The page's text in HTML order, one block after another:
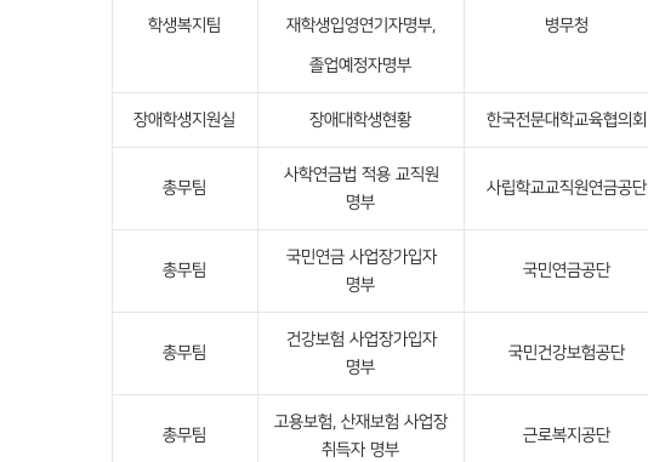
학생복지팀 재학생입영연기자명부,
졸업예정자명부
병무청
장애학생지원실 장애대학생현황 한국전문대학교육협의회
총무팀
사학연금법 적용 교직원
명부
사립학교교직원연금공단
총무팀
국민연금 사업장가입자
명부
국민연금공단
총무팀
건강보험 사업장가입자
명부
국민건강보험공단
총무팀
고용보험, 산재보험 사업장
취득자 명부
근로복지공단